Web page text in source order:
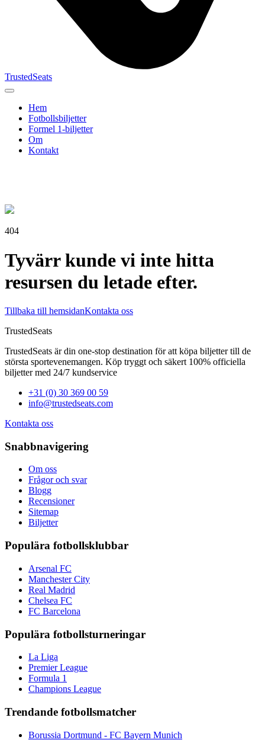
TrustedSeats
Hem
Fotbollsbiljetter
Formel 1‑biljetter
Om
Kontakt
404
Tyvärr kunde vi inte hitta
resursen du letade efter.
Tillbaka till hemsidanKontakta oss
TrustedSeats
TrustedSeats är din one-stop destination för att köpa biljetter till de
största sportevenemangen. Köp tryggt och säkert 100% officiella
biljetter med 24/7 kundservice
+31 (0) 30 369 00 59
info@trustedseats.com
Kontakta oss
Snabbnavigering
Om oss
Frågor och svar
Blogg
Recensioner
Sitemap
Biljetter
Populära fotbollsklubbar
Arsenal FC
Manchester City
Real Madrid
Chelsea FC
FC Barcelona
Populära fotbollsturneringar
La Liga
Premier League
Formula 1
Champions League
Trendande fotbollsmatcher
Borussia Dortmund - FC Bayern Munich